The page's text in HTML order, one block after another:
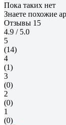
Пока таких нет
Знаете похожие
Отзывы 15
4.9 / 5.0
5
(14)
4
(1)
3
(0)
2
(0)
1
(0)